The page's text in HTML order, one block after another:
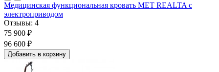
Медицинская функциональная кровать МЕТ REALTA с
электроприводом
Отзывы: 4
75 900 ₽
96 600 ₽
Добавить в корзину